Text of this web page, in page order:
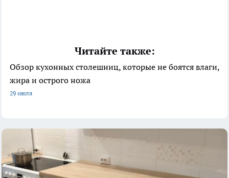
Читайте также:
Обзор кухонных столешниц, которые не боятся влаги,
жира и острого ножа
29 июля